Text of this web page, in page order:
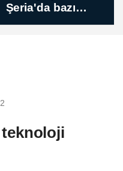
Panathinaikos 1-1
CSKA 1948 Sofia